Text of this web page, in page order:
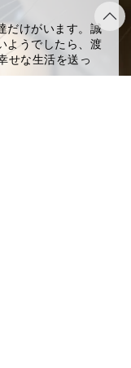
だけがいます。誠
ようでしたら、渡
せな生活を送っ